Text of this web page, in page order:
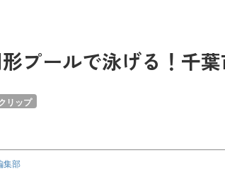
形プールで泳げる！千
リップ
集部